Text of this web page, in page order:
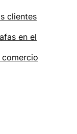
clientes
en el
comercio